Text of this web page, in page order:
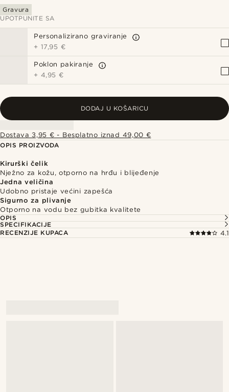
Gravura
UPOTPUNITE SA
Personalizirano graviranje
+ 17,95 €
Poklon pakiranje
+ 4,95 €
DODAJ U KOŠARICU
Dostava 3,95 € - Besplatno iznad 49,00 €
OPIS PROIZVODA
Kirurški čelik
Nježno za kožu, otporno na hrđu i blijeđenje
Jedna veličina
Udobno pristaje većini zapešća
Sigurno za plivanje
Otporno na vodu bez gubitka kvalitete
OPIS
SPECIFIKACIJE
RECENZIJE KUPACA
4.1